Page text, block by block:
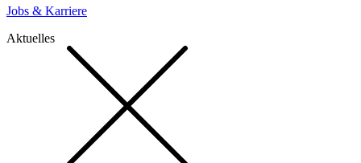
Jobs & Karriere
Aktuelles